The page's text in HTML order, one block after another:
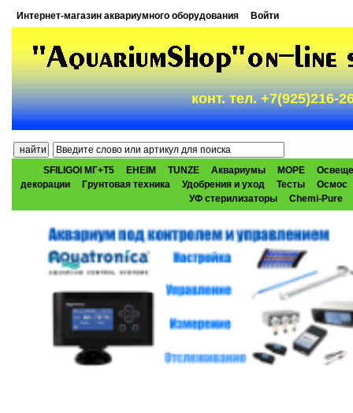
Интернет-магазин аквариумного оборудования Войти
конт. тел. +7(925)216-
SFILIGOI МГ+Т5 EHEIM TUNZE Аквариумы МОРЕ
декорации
Грунтовая техника Удобрения и уход Тесты
Осмос
УФ стерилизаторы
Chemi-Pure